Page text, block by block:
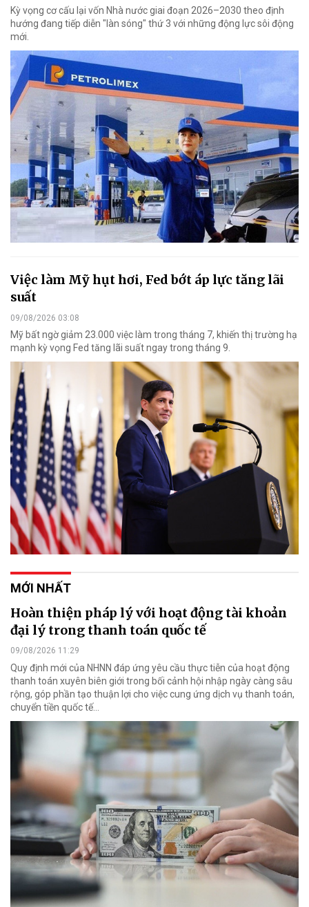
Kỳ vọng cơ cấu lại vốn Nhà nước giai đoạn 2026–2030 theo định
hướng đang tiếp diễn "làn sóng" thứ 3 với những động lực sôi động
mới.
Việc làm Mỹ hụt hơi, Fed bớt áp lực tăng lãi
suất
09/08/2026 03:08
Mỹ bất ngờ giảm 23.000 việc làm trong tháng 7, khiến thị trường hạ
mạnh kỳ vọng Fed tăng lãi suất ngay trong tháng 9.
MỚI NHẤT
Hoàn thiện pháp lý với hoạt động tài khoản
đại lý trong thanh toán quốc tế
09/08/2026 11:29
Quy định mới của NHNN đáp ứng yêu cầu thực tiễn của hoạt động
thanh toán xuyên biên giới trong bối cảnh hội nhập ngày càng sâu
rộng, góp phần tạo thuận lợi cho việc cung ứng dịch vụ thanh toán,
chuyển tiền quốc tế...